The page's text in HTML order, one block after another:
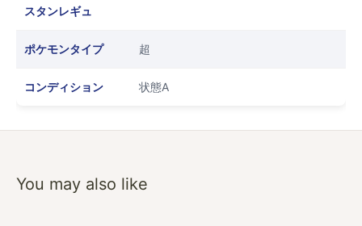
スタンレギュ
ポケモンタイプ 超
コンディション 状態A
You may also like